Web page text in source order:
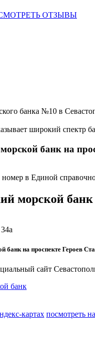
ОТЗЫВЫ
банка №10 в
широкий спектр
банк на
в Единой
морской
на проспекте Героев
сайт
банк
картах посмотреть